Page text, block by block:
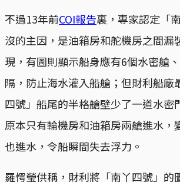
不過13年前COI報告裏，專家認定「
沒的主因，是油箱房和舵機房之間漏
現，有圖則顯示船身應有6個水密艙
隔，防止海水灌入船艙；但財利船廠
四號」船尾的半格艙壁少了一道水密
原本只有輪機房和油箱房兩艙進水，
也進水，令船瞬間失去浮力。
羅愕瑩供稱，財利將「南丫四號」的